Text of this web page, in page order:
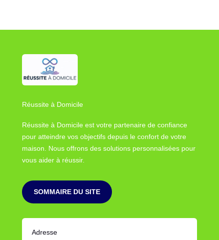
Réussite à Domicile
Réussite à Domicile est votre partenaire de confiance
pour atteindre vos objectifs depuis le confort de votre
maison. Nous offrons des solutions personnalisées pour
vous aider à réussir.
SOMMAIRE DU SITE
Adresse